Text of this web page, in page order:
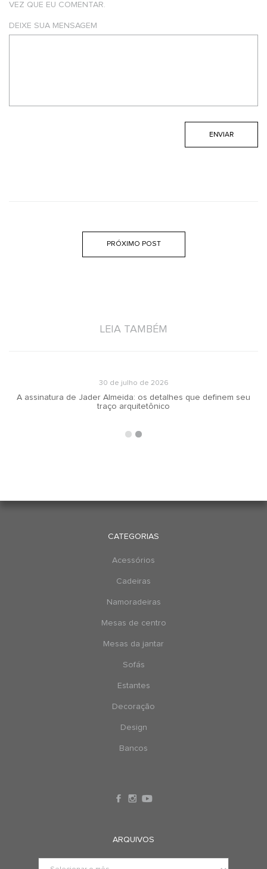
VEZ QUE EU COMENTAR.
DEIXE SUA MENSAGEM
PRÓXIMO POST
LEIA TAMBÉM
30 de julho de 2026
A assinatura de Jader Almeida: os detalhes que definem seu
traço arquitetônico
CATEGORIAS
Acessórios
Cadeiras
Namoradeiras
Mesas de centro
Mesas da jantar
Sofás
Estantes
Decoração
Design
Bancos
ARQUIVOS